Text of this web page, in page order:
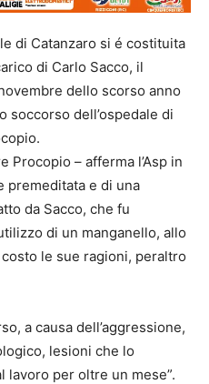
di Catanzaro si é costituita
di Carlo Sacco, il
dello scorso anno
soccorso dell’ospedale di
– afferma l’Asp in
premeditata e di una
da Sacco, che fu
di un manganello, allo
le sue ragioni, peraltro
a causa dell’aggressione,
lesioni che lo
lavoro per oltre un mese”.